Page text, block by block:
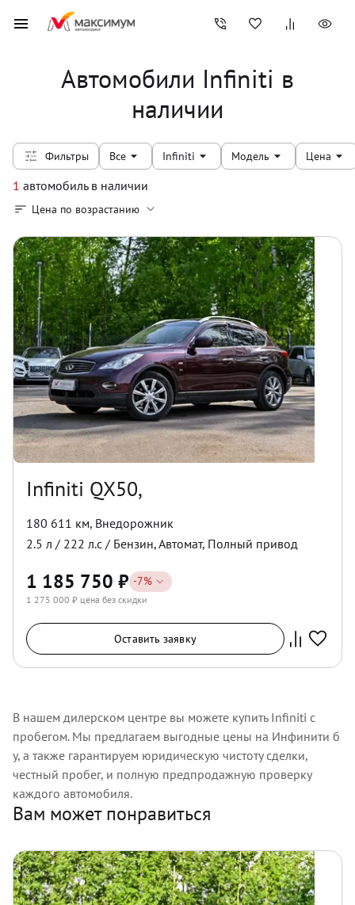
Автомобили Infiniti в
наличии
Фильтры Все Infiniti Модель Цена
1 автомобильв наличии
Цена по возрастанию
Infiniti QX50,
180 611 км, Внедорожник
2.5 л / 222 л.с / Бензин,Автомат, Полный привод
1 185 750 ₽ -7%
1 275 000 ₽ цена без скидки
Оставить заявку
В нашем дилерском центре вы можете купить Infiniti с
пробегом. Мы предлагаем выгодные цены на Инфинити б
у, а также гарантируем юридическую чистоту сделки,
честный пробег, и полную предпродажную проверку
каждого автомобиля.
Вам может понравиться